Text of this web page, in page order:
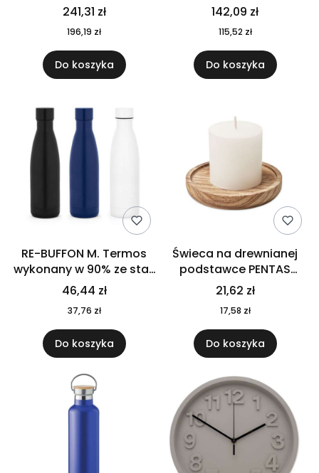
241,31 zł
196,19 zł
Do koszyka
142,09 zł
115,52 zł
Do koszyka
RE-BUFFON M. Termos
wykonany w 90% ze stali
nierdzewnej
pochodzącej z
recyklingu 520 ml 94294
46,44 zł
37,76 zł
Do koszyka
Świeca na drewnianej
podstawce PENTAS
MO6282-40
21,62 zł
17,58 zł
Do koszyka